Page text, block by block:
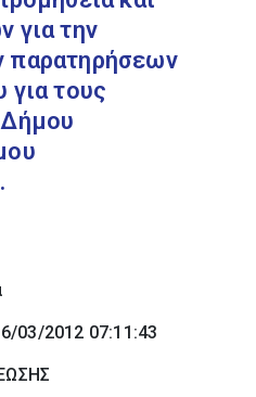
για την
παρατηρήσεων
για τους
Δήμου
03/2012 07:11:43